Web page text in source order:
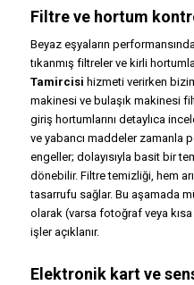
Filtre ve hortum
Beyaz eşyaların
tıkanmış filtreler ve kirli
Tamircisi hizmeti verirken
makinesi ve bulaşık makinesi
giriş hortumlarını detaylıca
ve yabancı maddeler zamanla
engeller; dolayısıyla basit bir
dönebilir. Filtre temizliği, hem
tasarrufu sağlar. Bu aşamada
olarak (varsa fotoğraf veya
işler açıklanır.
Elektronik kart ve